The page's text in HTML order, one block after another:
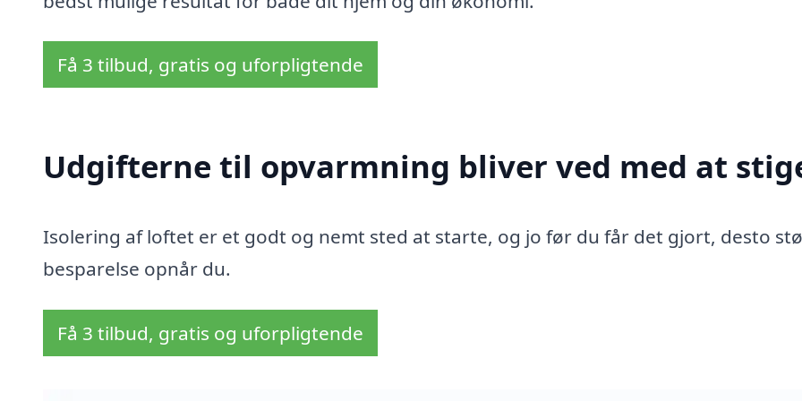
Få 3 tilbud, gratis og uforpligtende
Udgifterne til opvarmning bliver ved med at
Isolering af loftet er et godt og nemt sted at starte, og jo før du får det gjort, desto
besparelse opnår du.
Få 3 tilbud, gratis og uforpligtende